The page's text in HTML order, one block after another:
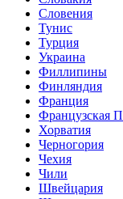
Словения
Тунис
Турция
Украина
Филлипины
Финляндия
Франция
Французская
Хорватия
Черногория
Чехия
Чили
Швейцария